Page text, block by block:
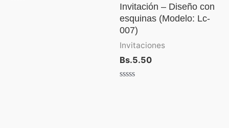
Invitación – Diseño con
esquinas (Modelo: Lc-
007)
Invitaciones
Bs.5.50